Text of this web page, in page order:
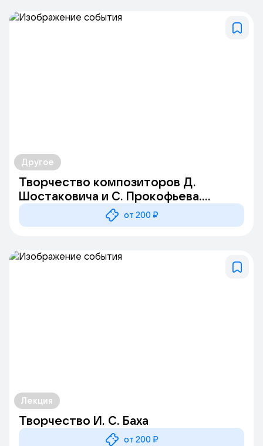
Другое
Творчество композиторов Д.
Шостаковича и С. Прокофьева.
Лекция-концерт от 200 ₽
Лекция
Творчество И. С. Баха
от 200 ₽